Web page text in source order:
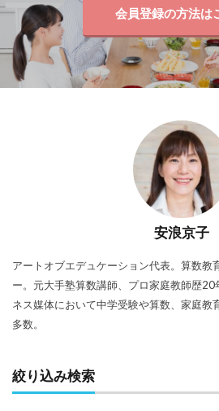
会員登録の方法は
安浪京子
アートオブエデュケーション代表。算数教
ー。元大手塾算数講師、プロ家庭教師歴
ネス媒体において中学受験や算数、家庭教
多数。
絞り込み検索